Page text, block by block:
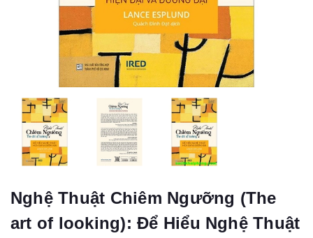
Nghệ Thuật Chiêm Ngưỡng (The
art of looking): Để Hiểu Nghệ Thuật